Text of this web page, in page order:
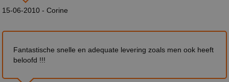
15-06-2010 - Corine
Fantastische snelle en adequate levering zoals men ook heeft
beloofd !!!